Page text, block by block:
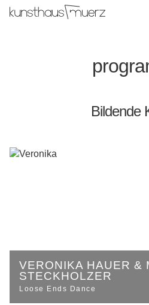
Bildende
VERONIKA HAUER &
STECKHOLZER
Loose Ends Dance